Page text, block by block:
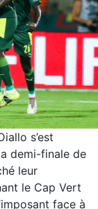
s’est
demi-finale de
leur
le Cap Vert
face à